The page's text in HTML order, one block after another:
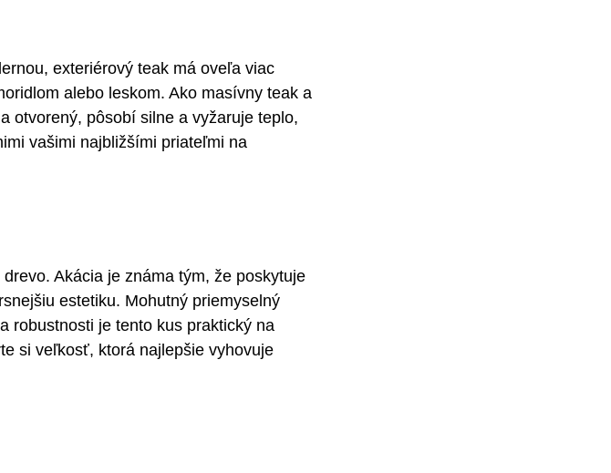
exteriérový teak má oveľa viac
alebo leskom. Ako masívny teak a
otvorený, pôsobí silne a vyžaruje teplo,
vašimi najbližšími priateľmi na
Akácia je známa tým, že poskytuje
estetiku. Mohutný priemyselný
robustnosti je tento kus praktický na
si veľkosť, ktorá najlepšie vyhovuje